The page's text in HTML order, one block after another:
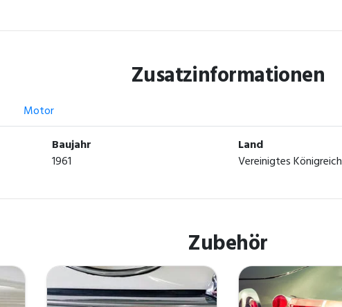
Zusatzinformationen
Motor
Baujahr
1961
Land
Vereinigtes Königreich
Zubehör